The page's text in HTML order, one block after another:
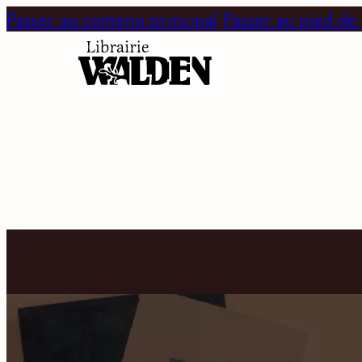
Passer au contenu principal Passer au pied de